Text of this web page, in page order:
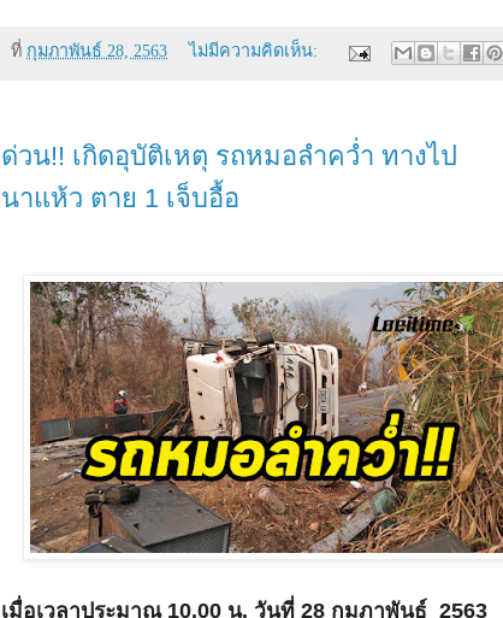
ที่ กุมภาพันธ์ 28, 2563 ไม่มีความคิดเห็น:
ด่วน!! เกิดอุบัติเหตุ รถหมอลำคว่ำ ทางไป
นาแห้ว ตาย 1 เจ็บอื้อ
เมื่อเวลาประมาณ 10.00 น. วันที่ 28 กุมภาพันธ์ 2563